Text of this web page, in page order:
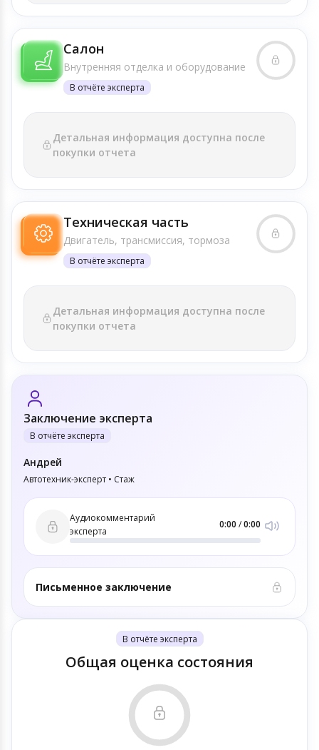
Салон
Внутренняя отделка и оборудование
В отчёте эксперта
Детальная информация доступна после
покупки отчета
Техническая часть
Двигатель, трансмиссия, тормоза
В отчёте эксперта
Детальная информация доступна после
покупки отчета
Заключение эксперта
В отчёте эксперта
Андрей
Автотехник-эксперт • Стаж
Аудиокомментарий
эксперта
0:00 /0:00
Письменное заключение
В отчёте эксперта
Общая оценка состояния